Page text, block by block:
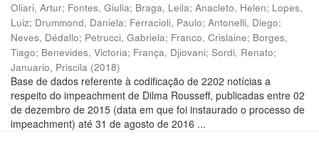
Oliari, Artur; Fontes, Giulia; Braga, Leila; Anacleto, Helen; Lopes,
Luiz; Drummond, Daniela; Ferracioli, Paulo; Antonelli, Diego;
Neves, Dédallo; Petrucci, Gabriela; Franco, Crislaine; Borges,
Tiago; Benevides, Victoria; França, Djiovani; Sordi, Renato;
Januario, Priscila (2018)
Base de dados referente à codificação de 2202 notícias a
respeito do impeachment de Dilma Rousseff, publicadas entre 02
de dezembro de 2015 (data em que foi instaurado o processo de
impeachment) até 31 de agosto de 2016 ...